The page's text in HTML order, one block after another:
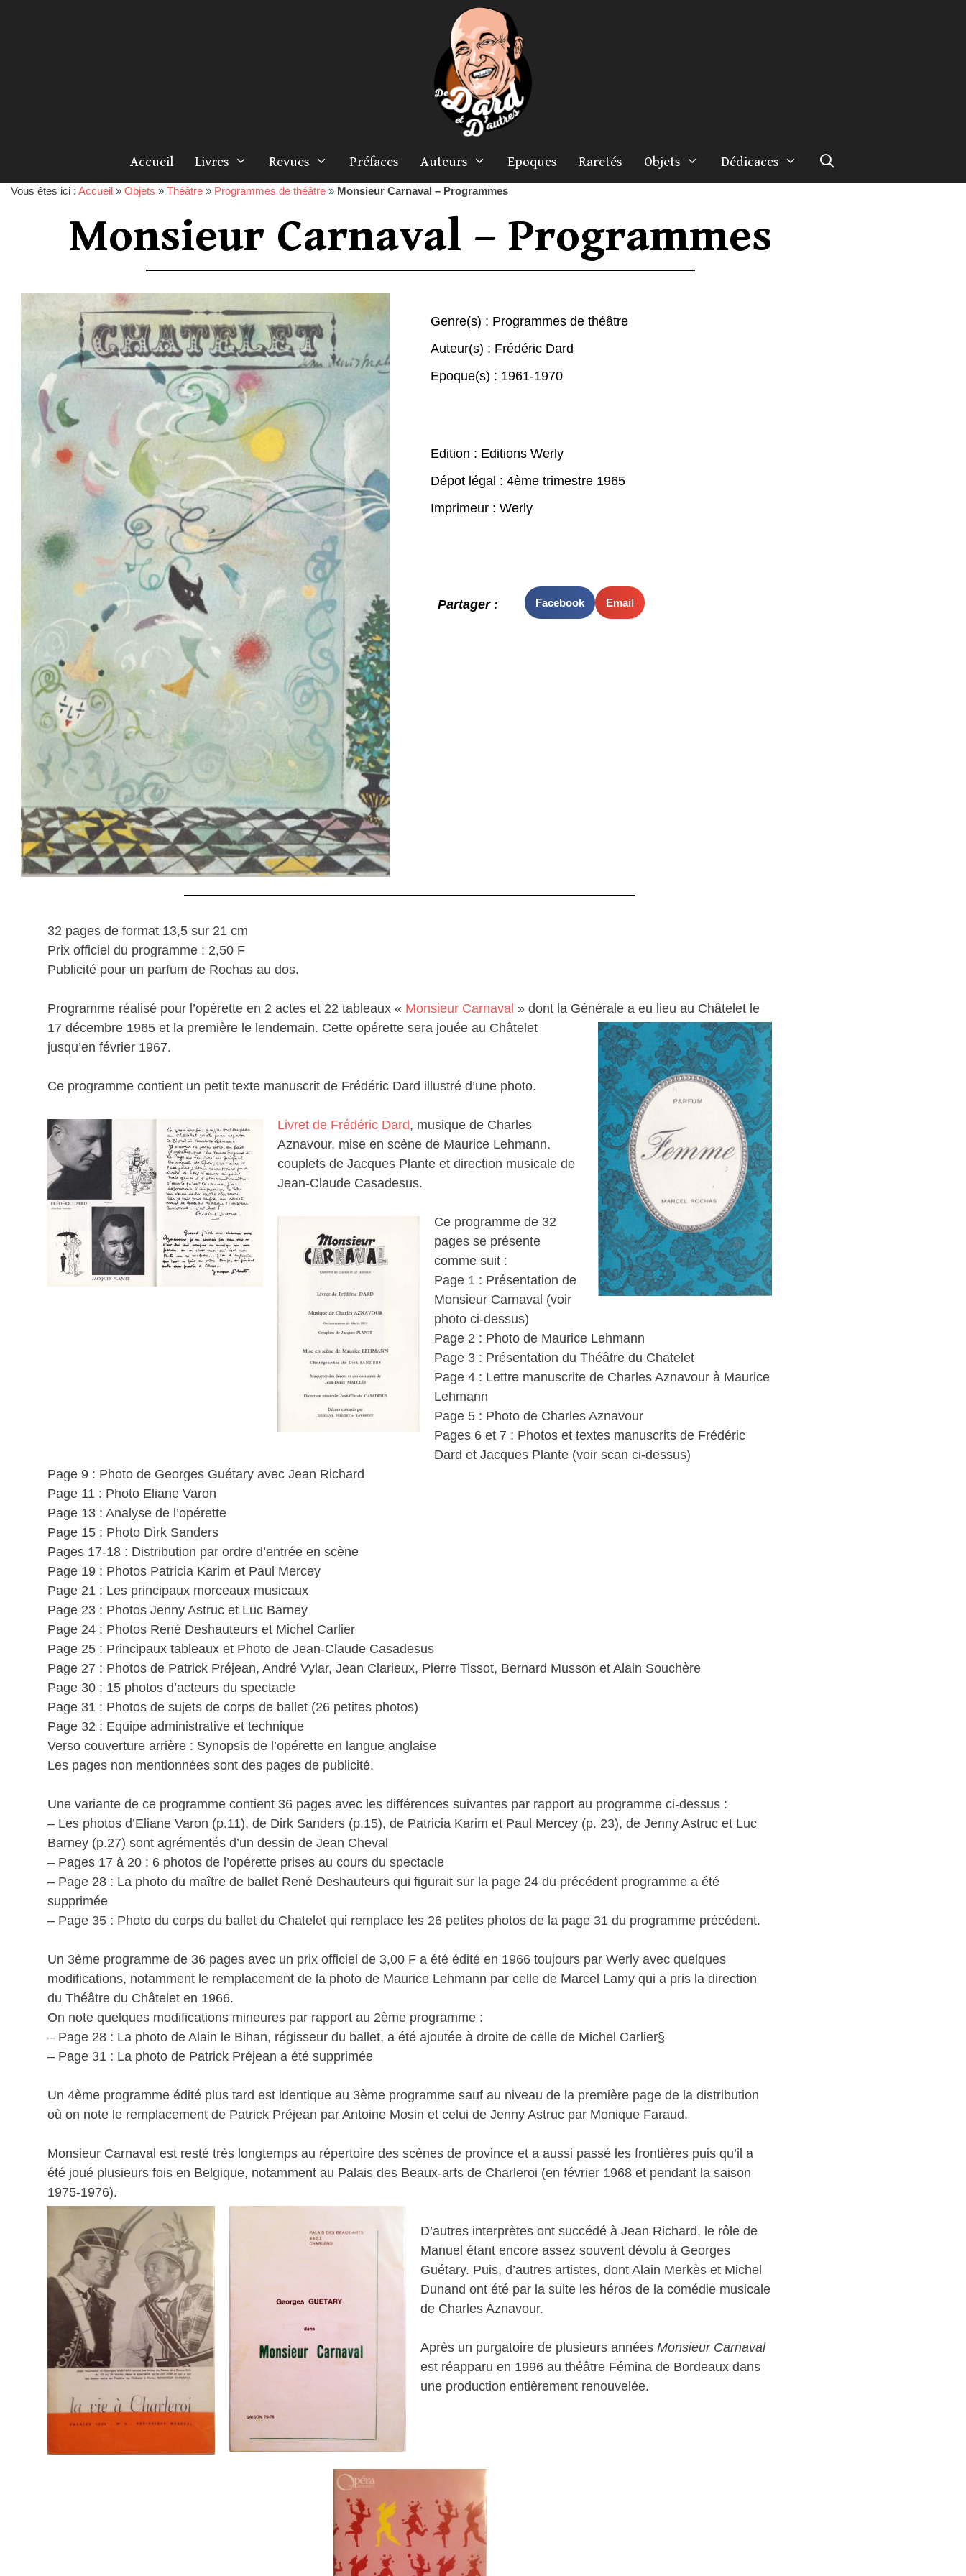
Accueil Livres Revues Préfaces Auteurs Epoques Raretés Objets Dédicaces
Vous êtes ici : Accueil » Objets » Théâtre » Programmes de théâtre » Monsieur Carnaval – Programmes
Monsieur Carnaval – Programmes
Genre(s) : Programmes de théâtre
Auteur(s) : Frédéric Dard
Epoque(s) : 1961-1970
Edition : Editions Werly
Dépot légal : 4ème trimestre 1965
Imprimeur : Werly
Partager : Facebook Email
32 pages de format 13,5 sur 21 cm
Prix officiel du programme : 2,50 F
Publicité pour un parfum de Rochas au dos.
Programme réalisé pour l’opérette en 2 actes et 22 tableaux « Monsieur Carnaval » dont la Générale a eu lieu au Châtelet le
17 décembre 1965 et la première le lendemain. Cette opérette sera jouée au Châtelet
jusqu’en février 1967.
Ce programme contient un petit texte manuscrit de Frédéric Dard illustré d’une photo.
Livret de Frédéric Dard, musique de Charles
Aznavour, mise en scène de Maurice Lehmann.
couplets de Jacques Plante et direction musicale de
Jean-Claude Casadesus.
Ce programme de 32
pages se présente
comme suit :
Page 1 : Présentation de
Monsieur Carnaval (voir
photo ci-dessus)
Page 2 : Photo de Maurice Lehmann
Page 3 : Présentation du Théâtre du Chatelet
Page 4 : Lettre manuscrite de Charles Aznavour à Maurice
Lehmann
Page 5 : Photo de Charles Aznavour
Pages 6 et 7 : Photos et textes manuscrits de Frédéric
Dard et Jacques Plante (voir scan ci-dessus)
Page 9 : Photo de Georges Guétary avec Jean Richard
Page 11 : Photo Eliane Varon
Page 13 : Analyse de l’opérette
Page 15 : Photo Dirk Sanders
Pages 17-18 : Distribution par ordre d’entrée en scène
Page 19 : Photos Patricia Karim et Paul Mercey
Page 21 : Les principaux morceaux musicaux
Page 23 : Photos Jenny Astruc et Luc Barney
Page 24 : Photos René Deshauteurs et Michel Carlier
Page 25 : Principaux tableaux et Photo de Jean-Claude Casadesus
Page 27 : Photos de Patrick Préjean, André Vylar, Jean Clarieux, Pierre Tissot, Bernard Musson et Alain Souchère
Page 30 : 15 photos d’acteurs du spectacle
Page 31 : Photos de sujets de corps de ballet (26 petites photos)
Page 32 : Equipe administrative et technique
Verso couverture arrière : Synopsis de l’opérette en langue anglaise
Les pages non mentionnées sont des pages de publicité.
Une variante de ce programme contient 36 pages avec les différences suivantes par rapport au programme ci-dessus :
– Les photos d’Eliane Varon (p.11), de Dirk Sanders (p.15), de Patricia Karim et Paul Mercey (p. 23), de Jenny Astruc et Luc
Barney (p.27) sont agrémentés d’un dessin de Jean Cheval
– Pages 17 à 20 : 6 photos de l’opérette prises au cours du spectacle
– Page 28 : La photo du maître de ballet René Deshauteurs qui figurait sur la page 24 du précédent programme a été
supprimée
– Page 35 : Photo du corps du ballet du Chatelet qui remplace les 26 petites photos de la page 31 du programme précédent.
Un 3ème programme de 36 pages avec un prix officiel de 3,00 F a été édité en 1966 toujours par Werly avec quelques
modifications, notamment le remplacement de la photo de Maurice Lehmann par celle de Marcel Lamy qui a pris la direction
du Théâtre du Châtelet en 1966.
On note quelques modifications mineures par rapport au 2ème programme :
– Page 28 : La photo de Alain le Bihan, régisseur du ballet, a été ajoutée à droite de celle de Michel Carlier§
– Page 31 : La photo de Patrick Préjean a été supprimée
Un 4ème programme édité plus tard est identique au 3ème programme sauf au niveau de la première page de la distribution
où on note le remplacement de Patrick Préjean par Antoine Mosin et celui de Jenny Astruc par Monique Faraud.
Monsieur Carnaval est resté très longtemps au répertoire des scènes de province et a aussi passé les frontières puis qu’il a
été joué plusieurs fois en Belgique, notamment au Palais des Beaux-arts de Charleroi (en février 1968 et pendant la saison
1975-1976).
D’autres interprètes ont succédé à Jean Richard, le rôle de
Manuel étant encore assez souvent dévolu à Georges
Guétary. Puis, d’autres artistes, dont Alain Merkès et Michel
Dunand ont été par la suite les héros de la comédie musicale
de Charles Aznavour.
Après un purgatoire de plusieurs années Monsieur Carnaval
est réapparu en 1996 au théâtre Fémina de Bordeaux dans
une production entièrement renouvelée.